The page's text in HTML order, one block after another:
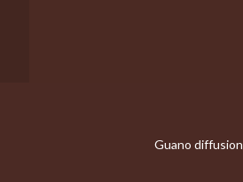
Guano diffusion